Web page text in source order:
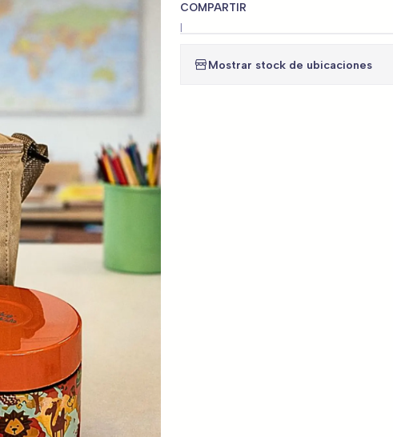
COMPARTIR
|
Mostrar stock de ubicaciones